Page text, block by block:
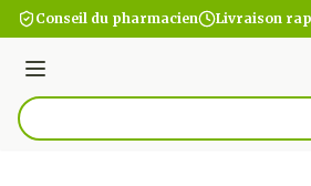
Aller au contenu
Conseil du pharmacien Livraison
Menu
Rechercher